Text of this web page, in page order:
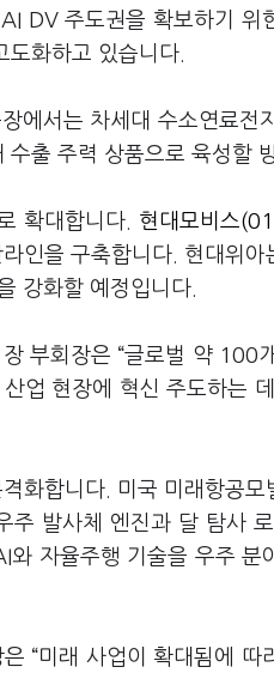
DV 주도권을 확보하기 위
화하고 있습니다.
에서는 차세대 수소연료전
출 주력 상품으로 육성할
확대합니다. 현대모비스
인을 구축합니다. 현대위
강화할 예정입니다.
부회장은 “글로벌 약 100
업 현장에 혁신 주도하는
화합니다. 미국 미래항공
주 발사체 엔진과 달 탐사
자율주행 기술을 우주
“미래 사업이 확대됨에 따